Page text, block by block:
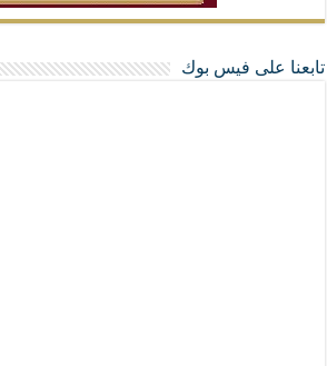
تابعنا على فيس بوك